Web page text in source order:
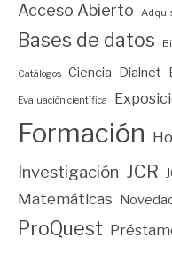
Acceso Abierto
Bases de datos
Catálogos Ciencia Dialnet
Evaluación científica
Formación
Investigación JCR
Matemáticas
ProQuest